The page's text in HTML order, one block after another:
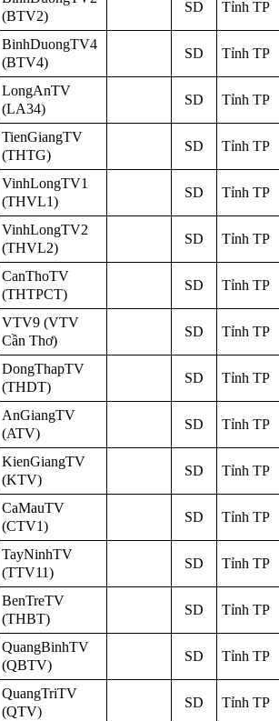
(BTV2)
SD Tỉnh TP
BinhDuongTV4
(BTV4)
SD Tỉnh TP
LongAnTV
(LA34)
SD Tỉnh TP
TienGiangTV
(THTG)
SD Tỉnh TP
VinhLongTV1
(THVL1)
SD Tỉnh TP
VinhLongTV2
(THVL2)
SD Tỉnh TP
CanThoTV
(THTPCT)
SD Tỉnh TP
VTV9 (VTV
Cần Thơ)
SD Tỉnh TP
DongThapTV
(THDT)
SD Tỉnh TP
AnGiangTV
(ATV)
SD Tỉnh TP
KienGiangTV
(KTV)
SD Tỉnh TP
CaMauTV
(CTV1)
SD Tỉnh TP
TayNinhTV
(TTV11)
SD Tỉnh TP
BenTreTV
(THBT)
SD Tỉnh TP
QuangBinhTV
(QBTV)
SD Tỉnh TP
QuangTriTV
(QTV)
SD Tỉnh TP